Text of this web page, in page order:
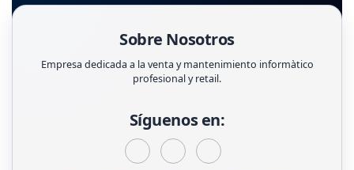
Sobre Nosotros
Empresa dedicada a la venta y mantenimiento informàtico
profesional y retail.
Síguenos en: